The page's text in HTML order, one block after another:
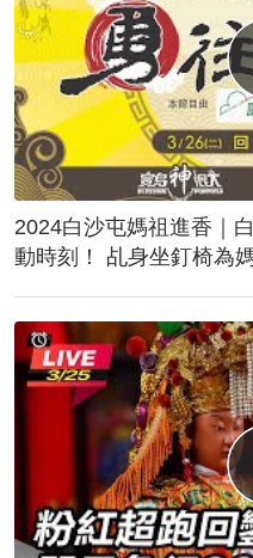
2024白沙屯媽祖進香｜
動時刻！ 乩身坐釘椅為